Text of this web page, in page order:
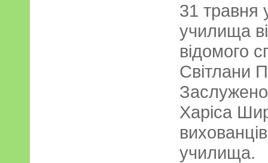
31 травня
училища
відомого
Світлани
Харіса
училища.